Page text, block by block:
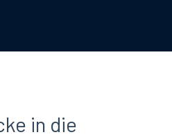
in die